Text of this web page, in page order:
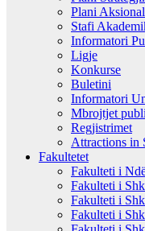
Plani Aksional
Stafi
Informatori
Ligje
Konkurse
Buletini
Informatori
Mbrojtjet
Regjistrimet
Attractions in
Fakultetet
Fakulteti i
Fakulteti i
Fakulteti i
Fakulteti i